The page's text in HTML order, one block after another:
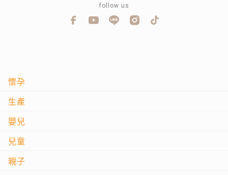
懷孕
生產
嬰兒
兒童
親子
follow us